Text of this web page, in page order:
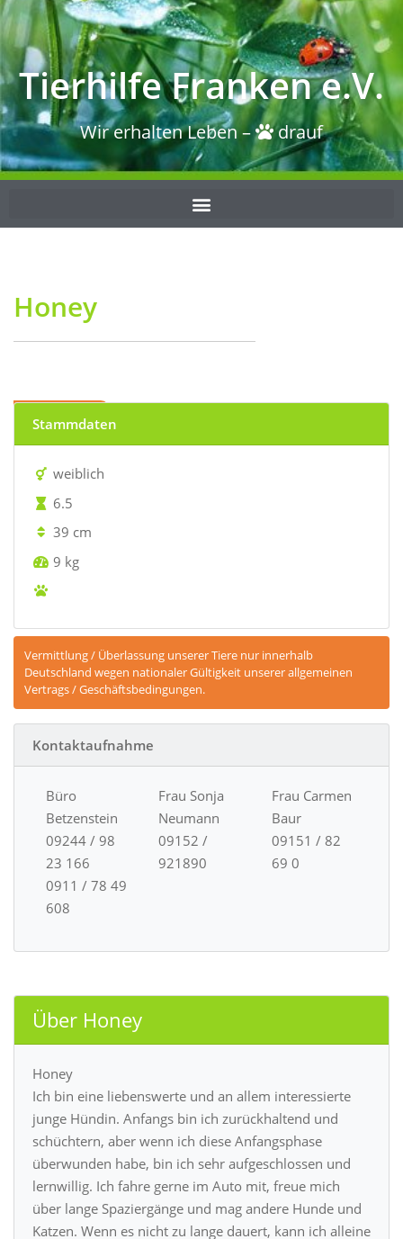
Tierhilfe Franken e.V.
Wir erhalten Leben – drauf
Honey
Stammdaten
weiblich
6.5
39 cm
9 kg
Vermittlung / Überlassung unserer Tiere nur innerhalb
Deutschland wegen nationaler Gültigkeit unserer allgemeinen
Vertrags / Geschäftsbedingungen.
Kontaktaufnahme
Büro
Betzenstein
09244 / 98
23 166
0911 / 78 49
608
Frau Sonja
Neumann
09152 /
921890
Frau Carmen
Baur
09151 / 82
69 0
Über Honey
Honey
Ich bin eine liebenswerte und an allem interessierte
junge Hündin. Anfangs bin ich zurückhaltend und
schüchtern, aber wenn ich diese Anfangsphase
überwunden habe, bin ich sehr aufgeschlossen und
lernwillig. Ich fahre gerne im Auto mit, freue mich
über lange Spaziergänge und mag andere Hunde und
Katzen. Wenn es nicht zu lange dauert, kann ich alleine